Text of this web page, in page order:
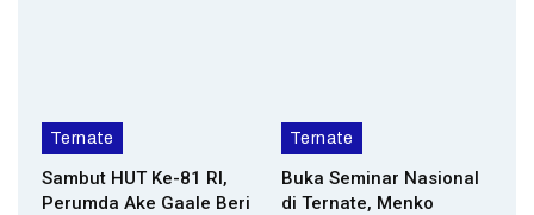
Ternate
Sambut HUT Ke-81 RI,
Perumda Ake Gaale Beri
Ternate
Buka Seminar Nasional
di Ternate, Menko